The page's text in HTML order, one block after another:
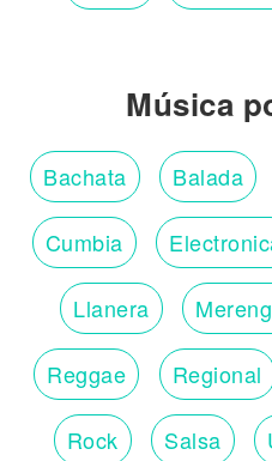
Música
Bachata Balada
Cumbia
Llanera
Reggae Regional
Rock Salsa